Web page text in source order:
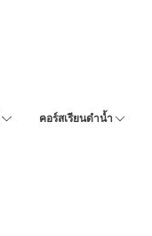
คอร์สเรียนดำน้ำ